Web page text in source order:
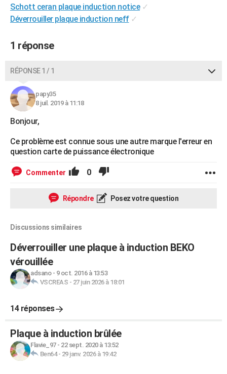
GUIDES D'ACHAT
CARTE DE VOEUX
Carte de Noël
Carte Bonne année
Carte Saint-Valentin
Carte Pâques
Carte d'anniversaire
DICTIONNAIRE
Dictionnaire
Biographies
Citations
Expressions
Proverbes
PROGRAMME TV
FORUM
Bricolage
Lifestyle
Culture
Sport
Auto
Television
Voyage
Cinema
Schott ceran plaque induction notice ✓
Déverrouiller plaque induction neff ✓
1 réponse
RÉPONSE 1 / 1
papy35
8 juil. 2019 à 11:18
Bonjour,
Ce problème est connue sous une autre marque l'erreur en
question carte de puissance électronique
Commenter 0
Répondre Posez votre question
Discussions similaires
Déverrouiller une plaque à induction BEKO
vérouillée
adsano- 9 oct. 2016 à 13:53
VSCREAS - 27 juin 2026 à 18:01
14 réponses
Plaque à induction brûlée
Flavie_97- 22 sept. 2020 à 13:52
Ben64- 29 janv. 2026 à 19:42